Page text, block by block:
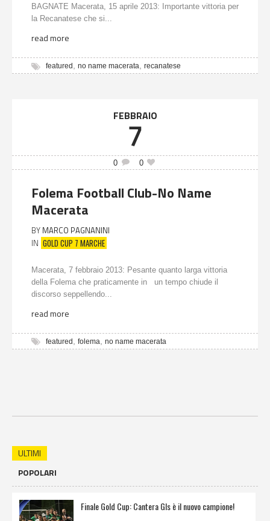
BAGNATE Macerata, 15 aprile 2013: Importante vittoria per
la Recanatese che si...
read more
featured , no name macerata, recanatese
FEBBRAIO
7
0 0
Folema Football Club-No Name
Macerata
BY MARCO PAGNANINI
IN GOLD CUP 7 MARCHE
Macerata, 7 febbraio 2013: Pesante quanto larga vittoria
della Folema che praticamente in un tempo chiude il
discorso seppellendo...
read more
featured folema no name macerata
ULTIMI
POPOLARI
Finale Gold Cup: Cantera Gls è il nuovo campione!